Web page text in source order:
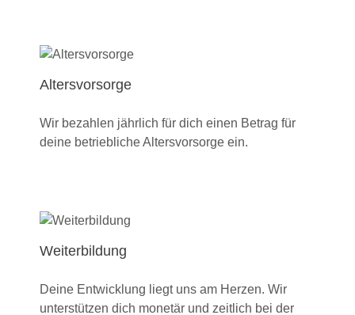
Altersvorsorge
Wir bezahlen jährlich für dich einen Betrag für
deine betriebliche Altersvorsorge ein.
Weiterbildung
Deine Entwicklung liegt uns am Herzen. Wir
unterstützen dich monetär und zeitlich bei der